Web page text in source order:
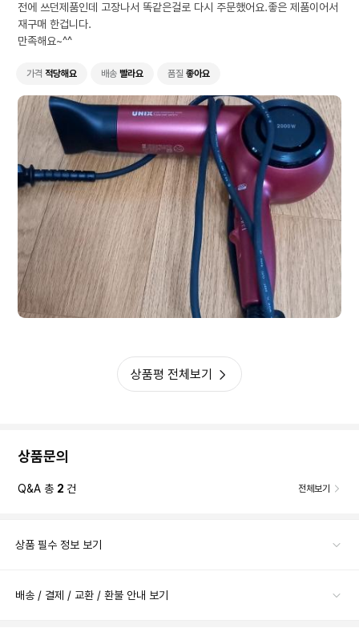
전에 쓰던제품인데 고장나서 똑같은걸로 다시 주문했어요.좋은 제품이어서
재구매 한겁니다.
만족해요~^^
가격 적당해요 배송 빨라요 품질 좋아요
상품평 전체보기
상품문의
Q&A 총 2 건 전체보기
상품 필수 정보 보기
배송 / 결제 / 교환 / 환불 안내 보기